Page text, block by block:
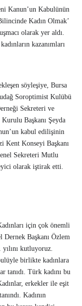
Kanun’un Kabulünün
Kadın Olmak’
olarak yer aldı.
kazanımları
söyleşiye, Bursa
Soroptimist Kulübü
Sekreteri ve
Başkanı Şeyda
kabul edilişinin
Kent Konseyi Başkanı
Sekreteri Mutlu
olarak iştirak etti.
için çok önemli
Başkanı Özlem
kutluyoruz.
birlikte kadınlara
tanıdı. Türk kadını bu
erkekler ile eşit
Kadının